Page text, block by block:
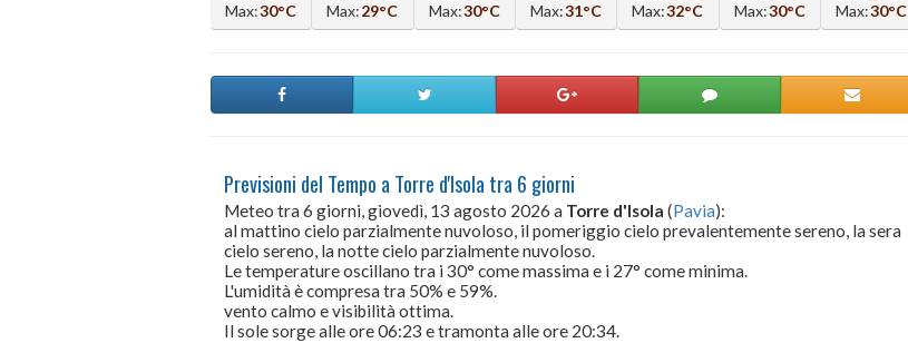
Max:30°C
Max:29°C
Max:30°C
Max:31°C
Max:32°C
Max:30°C
Max:30°C
Previsioni del Tempo a Torre d'Isola tra 6 giorni
Meteo tra 6 giorni, giovedì, 13 agosto 2026 a Torre d'Isola (Pavia):
al mattino cielo parzialmente nuvoloso, il pomeriggio cielo prevalentemente sereno, la sera
cielo sereno, la notte cielo parzialmente nuvoloso.
Le temperature oscillano tra i 30° come massima e i 27° come minima.
L'umidità è compresa tra 50% e 59%.
vento calmo e visibilità ottima.
Il sole sorge alle ore 06:23 e tramonta alle ore 20:34.